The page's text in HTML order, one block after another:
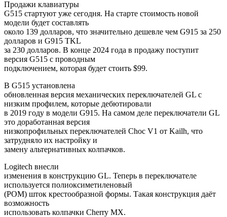
Продажи клавиатуры
G515 стартуют уже сегодня. На старте стоимость новой
модели будет составлять
около 139 долларов, что значительно дешевле чем G915 за 250
долларов и G915 TKL
за 230 долларов. В конце 2024 года в продажу поступит
версия G515 с проводным
подключением, которая будет стоить $99.
В G515 установлена
обновленная версия механических переключателей GL с
низким профилем, которые дебютировали
в 2019 году в модели G915. На самом деле переключатели GL
это доработанная версия
низкопрофильных переключателей Choc V1 от Kailh, что
затрудняло их настройку и
замену альтернативных колпачков.
Logitech внесли
изменения в конструкцию GL. Теперь в переключателе
используется полиоксиметиленовый
(POM) шток крестообразной формы. Такая конструкция даёт
возможность
использовать колпачки Cherry MX.